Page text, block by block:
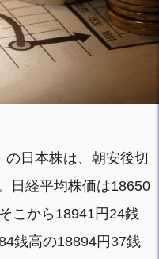
日本株は、朝安後切
日経平均株価は18650
こから18941円24銭
銭高の18894円37銭